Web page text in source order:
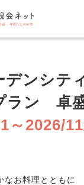
デンシテ
ラン 卓
～2026/
なお料理とともに